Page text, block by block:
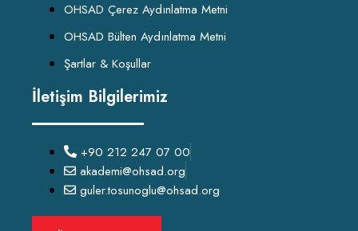
OHSAD Çerez Aydınlatma Metni
OHSAD Bülten Aydınlatma Metni
Şartlar & Koşullar
İletişim Bilgilerimiz
+90 212 247 07 00
akademi@ohsad.org
guler.tosunoglu@ohsad.org